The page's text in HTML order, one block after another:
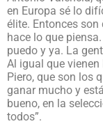
en Europa sé lo
élite. Entonces
hace lo que
puedo y ya. La
Al igual que
Piero, que son los
ganar mucho y
bueno, en la
todos”.